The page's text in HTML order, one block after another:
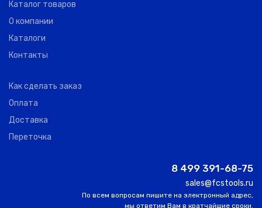
Каталог товаров
О компании
Каталоги
Контакты
Как сделать заказ
Оплата
Доставка
Переточка
8 499 391-68-75
sales@fcstools.ru
По всем вопросам пишите на электронный адрес,
мы ответим Вам в кратчайшие сроки.